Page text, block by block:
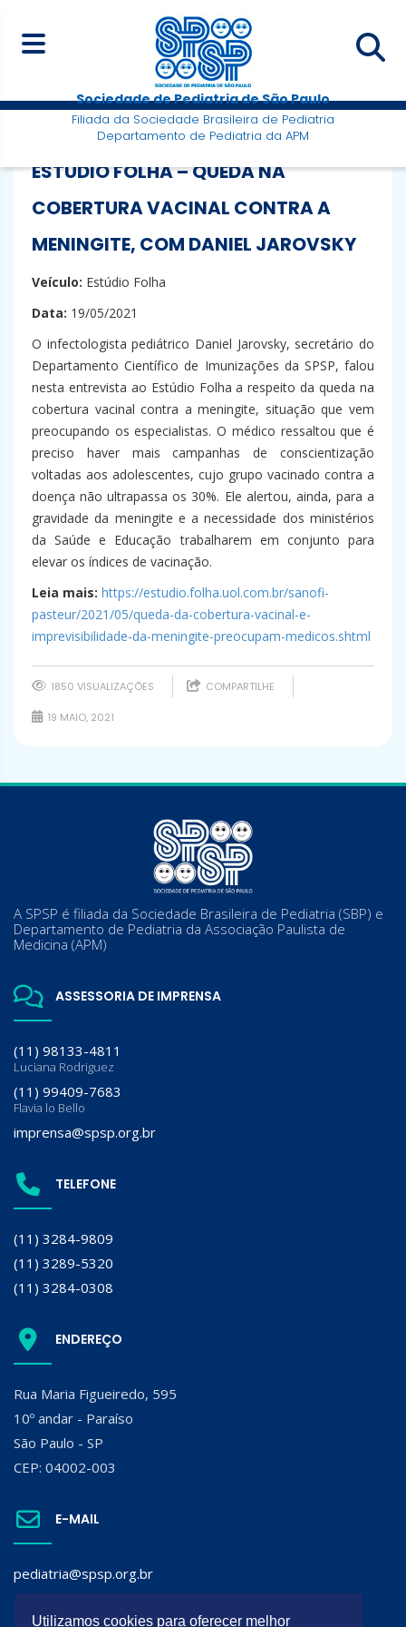
Sociedade de Pediatria de São Paulo
Filiada da Sociedade Brasileira de Pediatria
Departamento de Pediatria da APM
ESTÚDIO FOLHA – QUEDA NA
COBERTURA VACINAL CONTRA A
MENINGITE, COM DANIEL JAROVSKY
Veículo: Estúdio Folha
Data: 19/05/2021
O infectologista pediátrico Daniel Jarovsky, secretário do
Departamento Científico de Imunizações da SPSP, falou
nesta entrevista ao Estúdio Folha a respeito da queda na
cobertura vacinal contra a meningite, situação que vem
preocupando os especialistas. O médico ressaltou que é
preciso haver mais campanhas de conscientização
voltadas aos adolescentes, cujo grupo vacinado contra a
doença não ultrapassa os 30%. Ele alertou, ainda, para a
gravidade da meningite e a necessidade dos ministérios
da Saúde e Educação trabalharem em conjunto para
elevar os índices de vacinação.
Leia mais: https://estudio.folha.uol.com.br/sanofi-
pasteur/2021/05/queda-da-cobertura-vacinal-e-
imprevisibilidade-da-meningite-preocupam-medicos.shtml
1850 VISUALIZAÇÕES COMPARTILHE
19 MAIO, 2021
A SPSP é filiada da Sociedade Brasileira de Pediatria (SBP) e
Departamento de Pediatria da Associação Paulista de
Medicina (APM)
ASSESSORIA DE IMPRENSA
(11) 98133-4811
Luciana Rodriguez
(11) 99409-7683
Flavia lo Bello
imprensa@spsp.org.br
TELEFONE
(11) 3284-9809
(11) 3289-5320
(11) 3284-0308
ENDEREÇO
Rua Maria Figueiredo, 595
10º andar - Paraíso
São Paulo - SP
CEP: 04002-003
E-MAIL
pediatria@spsp.org.br
SIGA A SPSP:
Utilizamos cookies para oferecer melhor